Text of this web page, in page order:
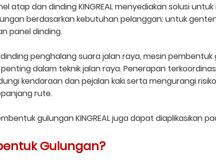
atap dan dinding KINGREAL menyediakan solusi
berdasarkan kebutuhan pelanggan: untuk
panel dinding.
dinding penghalang suara jalan raya, mesin
dalam teknik jalan raya. Penerapan
kendaraan dan pejalan kaki serta mengurangi
rute.
gulungan KINGREAL juga dapat diaplikasikan
Gulungan?